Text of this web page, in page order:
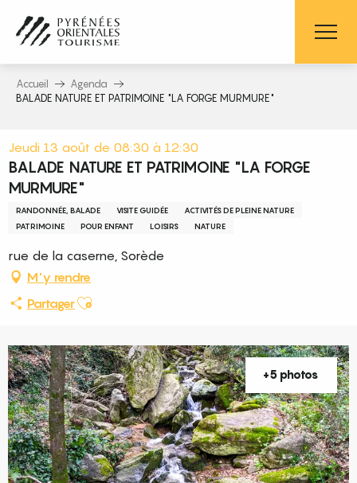
contenu
principal
Accueil
Agenda
BALADE NATURE ET PATRIMOINE "LA FORGE MURMURE"
Jeudi 13 août de 08:30 à 12:30
BALADE NATURE ET PATRIMOINE "LA FORGE
MURMURE"
RANDONNÉE, BALADE VISITE GUIDÉE
ACTIVITÉS DE PLEINE NATURE
PATRIMOINE
POUR ENFANT LOISIRS NATURE
rue de la caserne, Sorède
M'y rendre
PartagerAjouter aux favoris
+5 photos